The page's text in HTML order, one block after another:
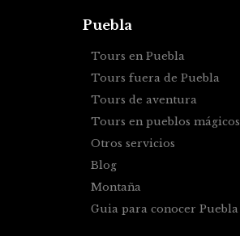
Puebla
Tours en Puebla
Tours fuera de Puebla
Tours de aventura
Tours en pueblos mágicos
Otros servicios
Blog
Montaña
Guia para conocer Puebla